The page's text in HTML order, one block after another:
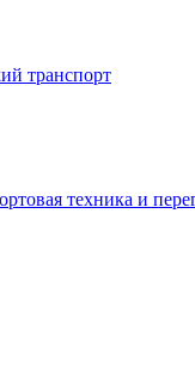
транспорт
техника и